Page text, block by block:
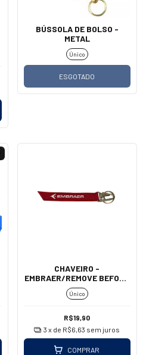
BÚSSOLA DE BOLSO -
METAL
Único
ESGOTADO
CHAVEIRO -
EMBRAER/REMOVE BEFORE
FLIGHT (MOSQUETÃO)
Único
R$19,90
3 x de R$6,63 sem juros
COMPRAR